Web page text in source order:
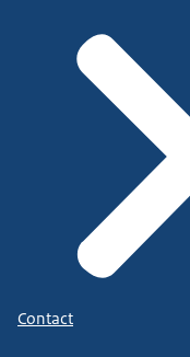
Contact